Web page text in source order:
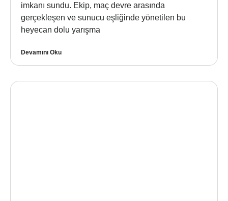
imkanı sundu. Ekip, maç devre arasında
gerçekleşen ve sunucu eşliğinde yönetilen bu
heyecan dolu yarışma
Devamını Oku